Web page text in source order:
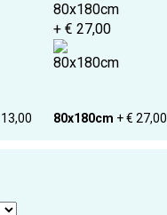
80x180cm
+ € 27,00
80x180cm + € 27,00